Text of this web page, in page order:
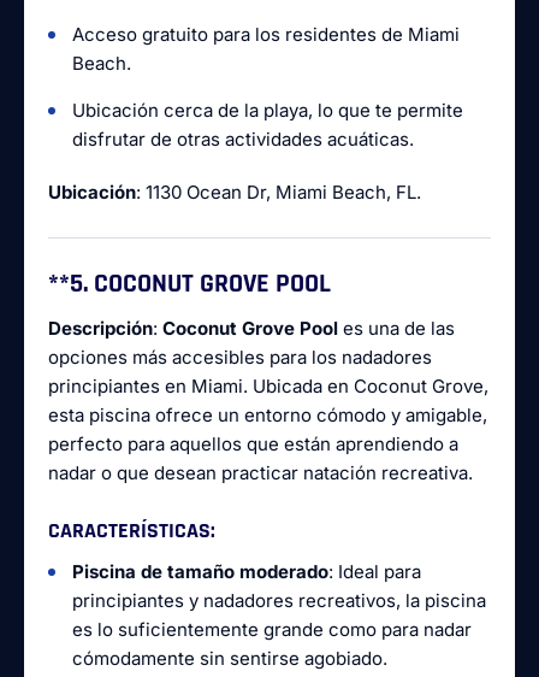
Acceso gratuito para los residentes de Miami
Beach.
Ubicación cerca de la playa, lo que te permite
disfrutar de otras actividades acuáticas.
Ubicación: 1130 Ocean Dr, Miami Beach, FL.
**5. COCONUT GROVE POOL
Descripción: Coconut Grove Pool es una de las
opciones más accesibles para los nadadores
principiantes en Miami. Ubicada en Coconut Grove,
esta piscina ofrece un entorno cómodo y amigable,
perfecto para aquellos que están aprendiendo a
nadar o que desean practicar natación recreativa.
CARACTERÍSTICAS:
Piscina de tamaño moderado: Ideal para
principiantes y nadadores recreativos, la piscina
es lo suficientemente grande como para nadar
cómodamente sin sentirse agobiado.